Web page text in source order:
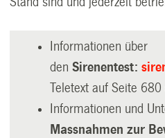
Informationen über
denSirenentest:
Teletext auf Seite
Informationen und
Massnahmen zur